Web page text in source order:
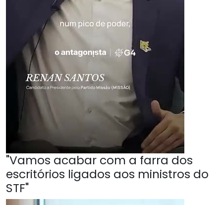
"Vamos acabar com a farra dos
escritórios ligados aos ministros do
STF"